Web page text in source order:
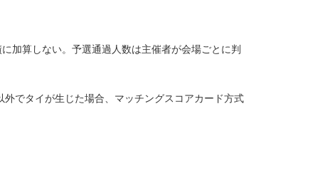
加算しない。予選通過人数は主催者が会場ごとに判
でタイが生じた場合、マッチングスコアカード方式